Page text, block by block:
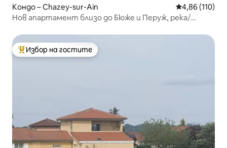
Кондо – Chazey-sur-Ain Средна
4,86 (110)
Нов апартамент близо до Бюже и Перуж, река/
Най-популярен избор на гостите
Избор на гостите